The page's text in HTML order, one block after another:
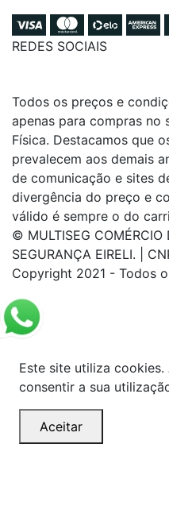
REDES SOCIAIS
Todos os preços e
apenas para compras no
Física. Destacamos que
prevalecem aos demais
de comunicação e sites
divergência do preço e
válido é sempre o do
© MULTISEG COMÉRCIO
SEGURANÇA EIRELI. |
Copyright 2021 - Todos
Este site utiliza
consentir a sua
Aceitar